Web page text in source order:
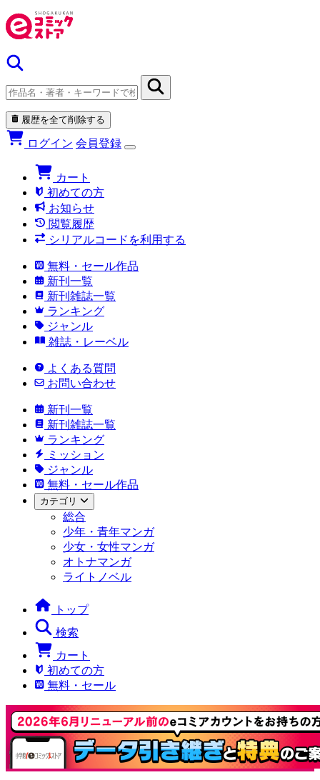
履歴を全て削除する
ログイン 会員登録
カート
初めての方
お知らせ
閲覧履歴
シリアルコードを利用する
無料・セール作品
新刊一覧
新刊雑誌一覧
ランキング
ジャンル
雑誌・レーベル
よくある質問
お問い合わせ
新刊一覧
新刊雑誌一覧
ランキング
ミッション
ジャンル
無料・セール作品
カテゴリ
総合
少年・青年マンガ
少女・女性マンガ
オトナマンガ
ライトノベル
トップ
検索
カート
初めての方
無料・セール